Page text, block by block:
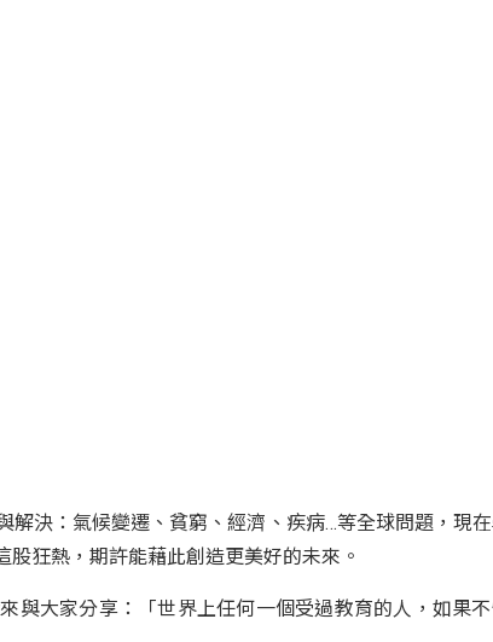
決：氣候變遷、貧窮、經濟、疾病…等全球問題，現
狂熱，期許能藉此創造更美好的未來。
與大家分享：「世界上任何一個受過教育的人，如果